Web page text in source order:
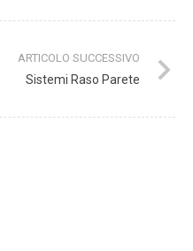
ARTICOLO SUCCESSIVO
Sistemi Raso Parete